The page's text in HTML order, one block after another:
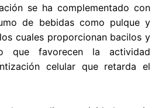
se ha complementado con
de bebidas como pulque y
cuales proporcionan bacilos y
que favorecen la actividad
celular que retarda el